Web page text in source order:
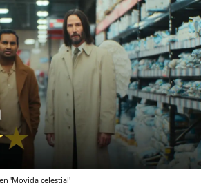
'Movida celestial'